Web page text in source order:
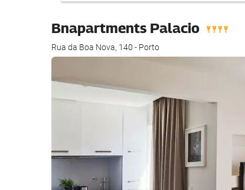
Bnapartments Palacio
Rua da Boa Nova, 140 - Porto